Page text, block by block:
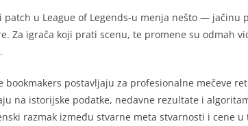
patch u League of Legends-u menja nešto —
Za igrača koji prati scenu, te promene su odmah
bookmakers postavljaju za profesionalne mečeve
na istorijske podatke, nedavne rezultate i
razmak između stvarne meta stvarnosti i cene